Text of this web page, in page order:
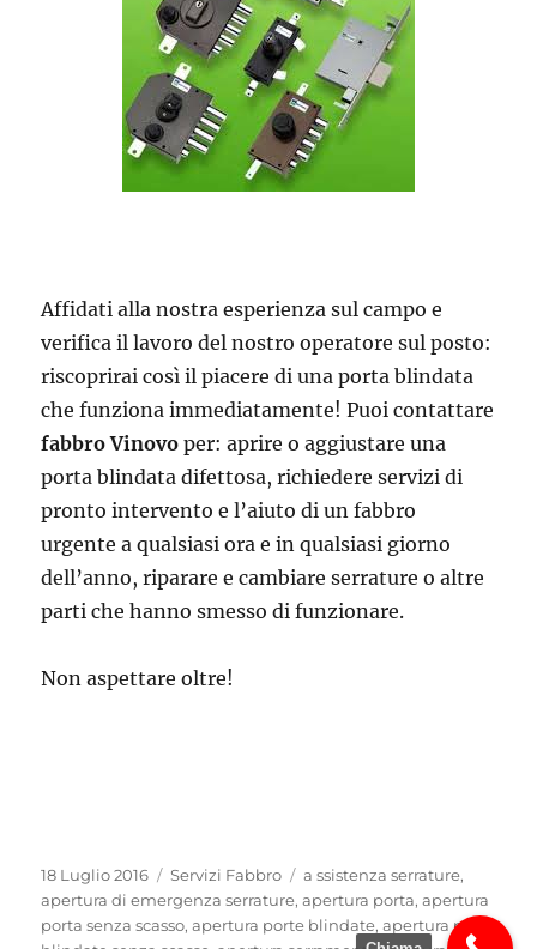
Affidati alla nostra esperienza sul campo e
verifica il lavoro del nostro operatore sul posto:
riscoprirai così il piacere di una porta blindata
che funziona immediatamente! Puoi contattare
fabbro Vinovo per: aprire o aggiustare una
porta blindata difettosa, richiedere servizi di
pronto intervento e l’aiuto di un fabbro
urgente a qualsiasi ora e in qualsiasi giorno
dell’anno, riparare e cambiare serrature o altre
parti che hanno smesso di funzionare.
Non aspettare oltre!
Pubblicato
il
18 Luglio 2016 Categorie
Servizi Fabbro Tag
a ssistenza serrature,
apertura di emergenza serrature,apertura porta,apertura
porta senza scasso,apertura porte blindate,apertura porte